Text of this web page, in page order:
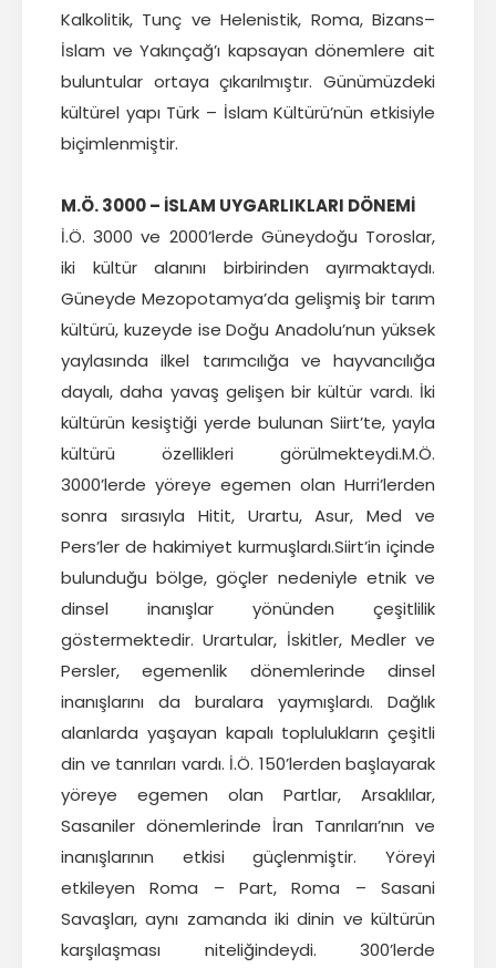
Kalkolitik, Tunç ve Helenistik, Roma, Bizans–
İslam ve Yakınçağ’ı kapsayan dönemlere ait
buluntular ortaya çıkarılmıştır. Günümüzdeki
kültürel yapı Türk – İslam Kültürü’nün etkisiyle
biçimlenmiştir.
M.Ö. 3000 – İSLAM UYGARLIKLARI DÖNEMİ
İ.Ö. 3000 ve 2000’lerde Güneydoğu Toroslar,
iki kültür alanını birbirinden ayırmaktaydı.
Güneyde Mezopotamya’da gelişmiş bir tarım
kültürü, kuzeyde ise Doğu Anadolu’nun yüksek
yaylasında ilkel tarımcılığa ve hayvancılığa
dayalı, daha yavaş gelişen bir kültür vardı. İki
kültürün kesiştiği yerde bulunan Siirt’te, yayla
kültürü özellikleri görülmekteydi.M.Ö.
3000’lerde yöreye egemen olan Hurri’lerden
sonra sırasıyla Hitit, Urartu, Asur, Med ve
Pers’ler de hakimiyet kurmuşlardı.Siirt’in içinde
bulunduğu bölge, göçler nedeniyle etnik ve
dinsel inanışlar yönünden çeşitlilik
göstermektedir. Urartular, İskitler, Medler ve
Persler, egemenlik dönemlerinde dinsel
inanışlarını da buralara yaymışlardı. Dağlık
alanlarda yaşayan kapalı toplulukların çeşitli
din ve tanrıları vardı. İ.Ö. 150’lerden başlayarak
yöreye egemen olan Partlar, Arsaklılar,
Sasaniler dönemlerinde İran Tanrıları’nın ve
inanışlarının etkisi güçlenmiştir. Yöreyi
etkileyen Roma – Part, Roma – Sasani
Savaşları, aynı zamanda iki dinin ve kültürün
karşılaşması niteliğindeydi. 300’lerde